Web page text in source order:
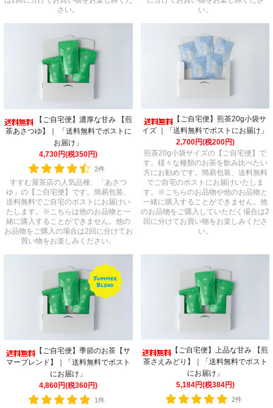
さい。
い。
【ご自宅便】濃厚な甘み 【煎
茶あさつゆ】｜ 「送料無料でポストに
お届け」
4,730円(税350円)
2件
すすむ屋茶店の人気品種、「あさつ
ゆ」の【ご自宅便】です。簡易包装、
送料無料でご自宅のポストにお届けい
たします。※こちらは他のお品物と一
緒に購入することができません。他の
お品物をご購入の場合は2回に分けてお
買い物をお楽しみください。
【ご自宅便】煎茶20g小袋サ
イズ ｜「送料無料でポストにお届け」
2,700円(税200円)
煎茶20g小袋サイズの【ご自宅便】で
す。様々な種類のお茶を飲み比べたい
方にお勧めです。簡易包装、送料無料
でご自宅のポストにお届けいたしま
す。※こちらのお品物や他のお品物と
一緒に購入することができません。他
のお品物をご購入していただく場合は2
回に分けてお買い物をお楽しみくださ
い。
【ご自宅便】季節のお茶【サ
マーブレンド】｜「送料無料でポスト
にお届け」
4,860円(税360円)
1件
【ご自宅便】上品な甘み 【煎
茶さえみどり】｜「送料無料でポスト
にお届け」
5,184円(税384円)
2件